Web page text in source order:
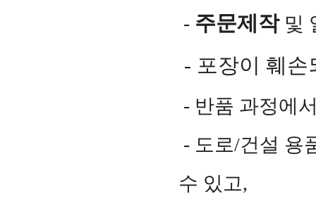
- 주문제작및
- 포장이 훼
- 반품 과정에
- 도로/건설 용
수 있고,